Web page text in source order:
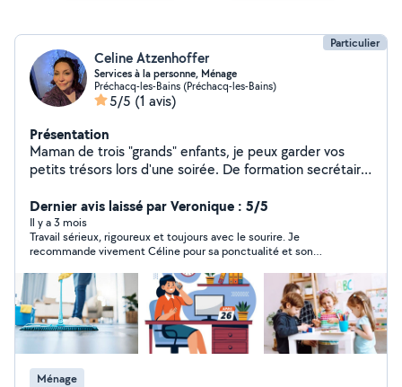
Particulier
Celine Atzenhoffer
Services à la personne, Ménage
Préchacq-les-Bains (Préchacq-les-Bains)
5/5 (1 avis)
Présentation
Maman de trois "grands" enfants, je peux garder vos
petits trésors lors d'une soirée. De formation secrétaire
administratives. Actuellement, je suis ASH en milieu
hospitalier, c'est à dire "femme de ménage" dans les
chambres de patients et communs depuis 5 ans. Le
nettoyage et la désinfection n'ont plus de secret pour
moi. Si vous avez des animaux à la maison cela ne me
dérange pas, j'ai deux chats. J'étudie vos propositions.
Dernier avis laissé par Veronique : 5/5
Il y a 3 mois
Travail sérieux, rigoureux et toujours avec le sourire. Je
recommande vivement Céline pour sa ponctualité et son
Ménage